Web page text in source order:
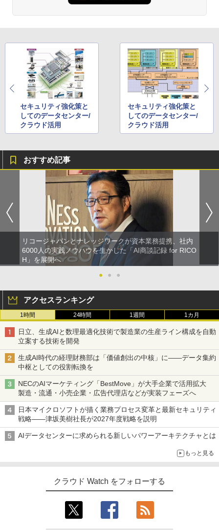
セキュリティ強化策と
してのデータセンター/
クラウド活用
セキュリティ強化策と
してのデータセンター/
クラウド活用
おすすめ記事
リコージャパンとナレッジワークが資本業務提携、社内
6000人の実践ノウハウを生かした「AI商談記録 for RICO
H」を展開へ
●
● ●
アクセスランキング
1時間 24時間 1週間 1カ月
日立、生成AIと数理最適化技術で製造業の生産ライン構成を自動
立案する技術を開発
生成AI時代の経理財務部は「価値創出の中核」に――データ集約
中枢としての役割転換を
NECのAIマーケティング「BestMove」が大手企業で活用拡大
製造・流通・小売企業・広告代理店などが実装フェーズへ
日本マイクロソフトが描く業務プロセス変革と最新セキュリティ
戦略――津坂美樹社長が2027年度戦略を説明
AIデータセンターに求められる新しいパワーアーキテクチャとは
もっと見る
クラウド Watch をフォローする